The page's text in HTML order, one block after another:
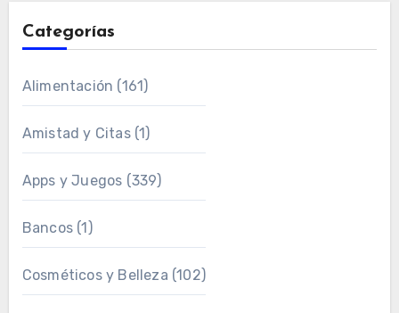
Categorías
Alimentación (161)
Amistad y Citas(1)
Apps y Juegos (339)
Bancos(1)
Cosméticos y Belleza (102)